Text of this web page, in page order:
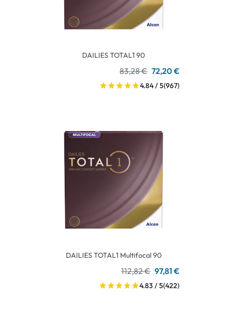
DAILIES TOTAL1 90
83,28 € 72,20 €
4.84 / 5(967)
DAILIES TOTAL1 Multifocal 90
112,82 € 97,81 €
4.83 / 5(422)